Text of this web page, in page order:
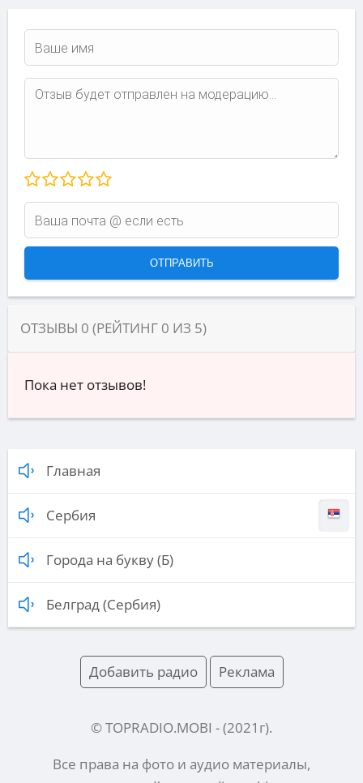
ОТЗЫВЫ 0 (РЕЙТИНГ 0 ИЗ 5)
Пока нет отзывов!
Главная
Сербия
Города на букву (Б)
Белград (Сербия)
Добавить радио Реклама
© TOPRADIO.MOBI - (2021 г).
Все права на фото и аудио материалы,